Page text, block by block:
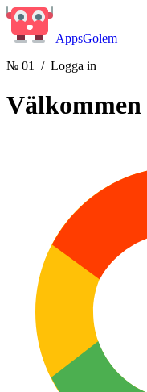
AppsGolem
№ 01
/ Logga in
Välkommen